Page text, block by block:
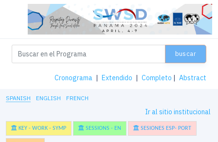
buscar
Cronograma | Extendido | Completo | Abstract
SPANISH ENGLISH FRENCH
Ir al sitio institucional
KEY - WORK - SYMP SESSIONS - EN SESIONES ESP- PORT